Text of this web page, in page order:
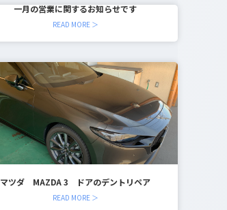
一月の営業に関するお知らせです
READ MORE ＞
マツダ MAZDA 3 ドアのデントリペア
READ MORE ＞